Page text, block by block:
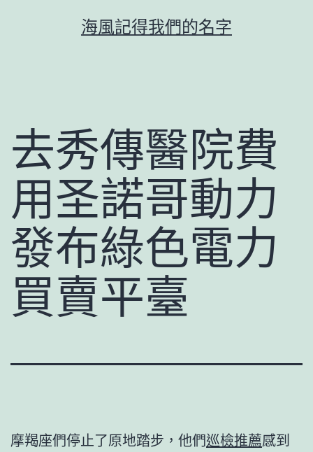
海風記得我們的名字
去秀傳醫院費
用圣諾哥動力
發布綠色電力
買賣平臺
摩羯座們停止了原地踏步，他們巡檢推薦感到